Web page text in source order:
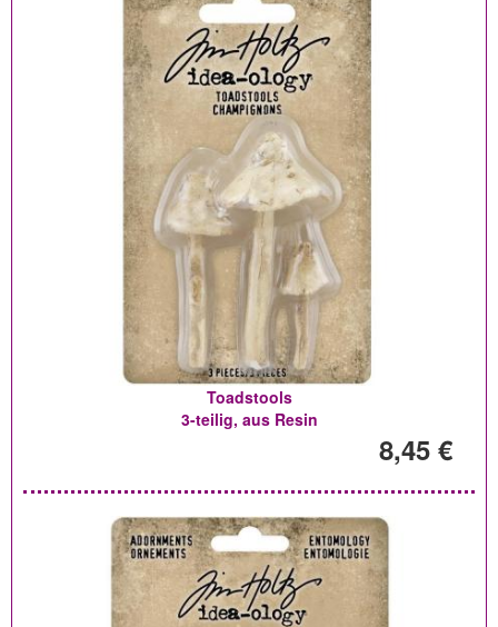
Toadstools
3-teilig, aus Resin
8,45 €